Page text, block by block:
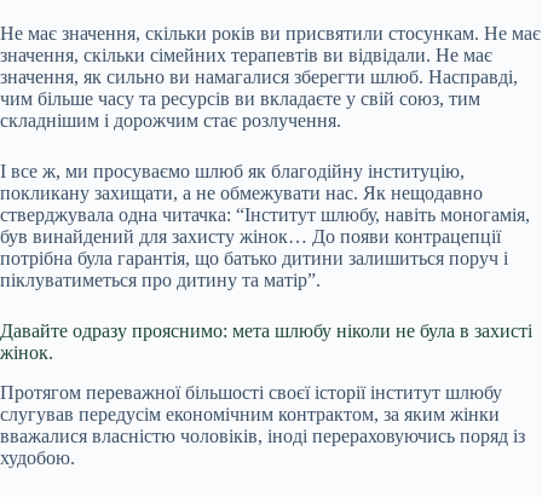
Не має значення, скільки років ви присвятили стосункам. Не має
значення, скільки сімейних терапевтів ви відвідали. Не має
значення, як сильно ви намагалися зберегти шлюб. Насправді,
чим більше часу та ресурсів ви вкладаєте у свій союз, тим
складнішим і дорожчим стає розлучення.
І все ж, ми просуваємо шлюб як благодійну інституцію,
покликану захищати, а не обмежувати нас. Як нещодавно
стверджувала одна читачка: “Інститут шлюбу, навіть моногамія,
був винайдений для захисту жінок… До появи контрацепції
потрібна була гарантія, що батько дитини залишиться поруч і
піклуватиметься про дитину та матір”.
Давайте одразу прояснимо: мета шлюбу ніколи не була в захисті
жінок.
Протягом переважної більшості своєї історії інститут шлюбу
слугував передусім економічним контрактом, за яким жінки
вважалися власністю чоловіків, іноді перераховуючись поряд із
худобою.